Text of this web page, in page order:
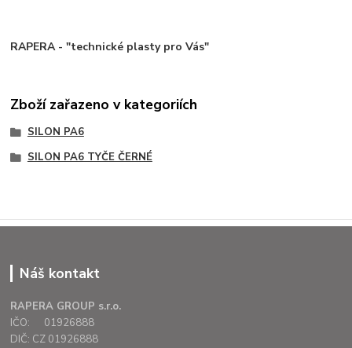
RAPERA - "technické plasty pro Vás"
Zboží zařazeno v kategoriích
SILON PA6
SILON PA6 TYČE ČERNÉ
Náš kontakt
RAPERA GROUP s.r.o.
IČO: 01926888
DIČ: CZ 01926888